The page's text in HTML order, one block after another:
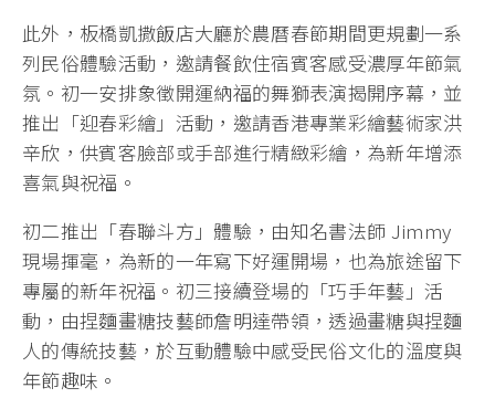
此外，板橋凱撒飯店大廳於農曆春節期間更規劃一系
列民俗體驗活動，邀請餐飲住宿賓客感受濃厚年節氣
氛。初一安排象徵開運納福的舞獅表演揭開序幕，並
推出「迎春彩繪」活動，邀請香港專業彩繪藝術家洪
辛欣，供賓客臉部或手部進行精緻彩繪，為新年增添
喜氣與祝福。
初二推出「春聯斗方」體驗，由知名書法師 Jimmy
現場揮毫，為新的一年寫下好運開場，也為旅途留下
專屬的新年祝福。初三接續登場的「巧手年藝」活
動，由捏麵畫糖技藝師詹明達帶領，透過畫糖與捏麵
人的傳統技藝，於互動體驗中感受民俗文化的溫度與
年節趣味。